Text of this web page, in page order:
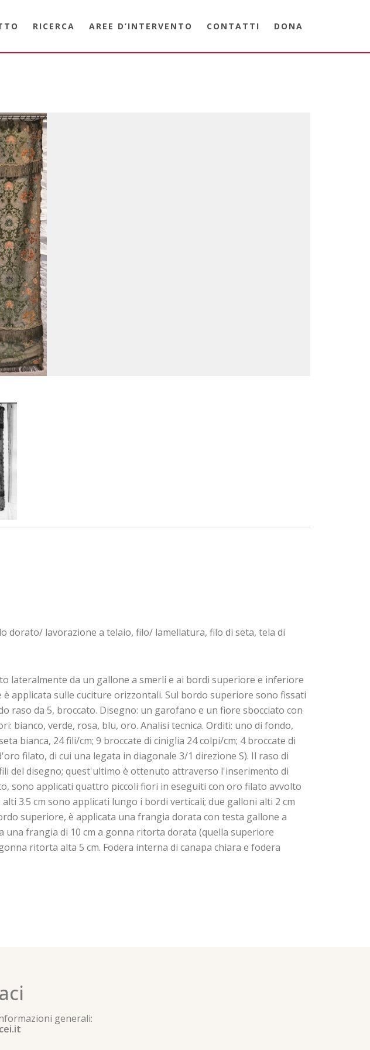
RICERCA AREE D’INTERVENTO CONTATTI DONA
dorato/ lavorazione a telaio, filo/ lamellatura, filo di seta, tela di
lateralmente da un gallone a smerli e ai bordi superiore e inferiore
applicata sulle cuciture orizzontali. Sul bordo superiore sono fissati
raso da 5, broccato. Disegno: un garofano e un fiore sbocciato con
bianco, verde, rosa, blu, oro. Analisi tecnica. Orditi: uno di fondo,
bianca, 24 fili/cm; 9 broccate di ciniglia 24 colpi/cm; 4 broccate di
filato, di cui una legata in diagonale 3/1 direzione S). Il raso di
del disegno; quest'ultimo è ottenuto attraverso l'inserimento di
sono applicati quattro piccoli fiori in eseguiti con oro filato avvolto
3.5 cm sono applicati lungo i bordi verticali; due galloni alti 2 cm
superiore, è applicata una frangia dorata con testa gallone a
frangia di 10 cm a gonna ritorta dorata (quella superiore
ritorta alta 5 cm. Fodera interna di canapa chiara e fodera
generali: